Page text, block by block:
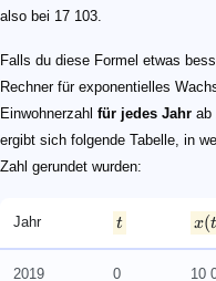
also bei 17 103.
Falls du diese Formel etwas
Rechner für exponentielles
Einwohnerzahl für jedes Jahr ab
ergibt sich folgende Tabelle, in
Zahl gerundet wurden:
Jahr t x(t
2019 0 10